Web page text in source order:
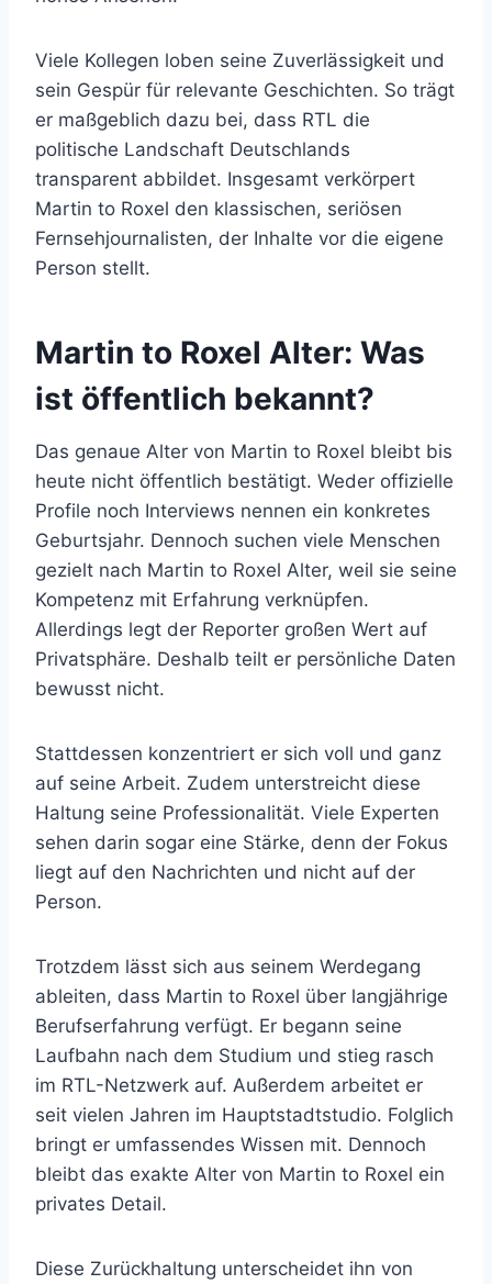
Viele Kollegen loben seine Zuverlässigkeit und
sein Gespür für relevante Geschichten. So trägt
er maßgeblich dazu bei, dass RTL die
politische Landschaft Deutschlands
transparent abbildet. Insgesamt verkörpert
Martin to Roxel den klassischen, seriösen
Fernsehjournalisten, der Inhalte vor die eigene
Person stellt.
Martin to Roxel Alter: Was
ist öffentlich bekannt?
Das genaue Alter von Martin to Roxel bleibt bis
heute nicht öffentlich bestätigt. Weder offizielle
Profile noch Interviews nennen ein konkretes
Geburtsjahr. Dennoch suchen viele Menschen
gezielt nach Martin to Roxel Alter, weil sie seine
Kompetenz mit Erfahrung verknüpfen.
Allerdings legt der Reporter großen Wert auf
Privatsphäre. Deshalb teilt er persönliche Daten
bewusst nicht.
Stattdessen konzentriert er sich voll und ganz
auf seine Arbeit. Zudem unterstreicht diese
Haltung seine Professionalität. Viele Experten
sehen darin sogar eine Stärke, denn der Fokus
liegt auf den Nachrichten und nicht auf der
Person.
Trotzdem lässt sich aus seinem Werdegang
ableiten, dass Martin to Roxel über langjährige
Berufserfahrung verfügt. Er begann seine
Laufbahn nach dem Studium und stieg rasch
im RTL-Netzwerk auf. Außerdem arbeitet er
seit vielen Jahren im Hauptstadtstudio. Folglich
bringt er umfassendes Wissen mit. Dennoch
bleibt das exakte Alter von Martin to Roxel ein
privates Detail.
Diese Zurückhaltung unterscheidet ihn von